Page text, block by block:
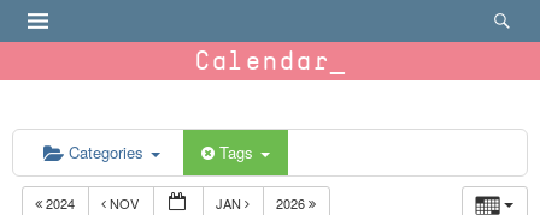
Calendar
Categories Tags
2024 NOV JAN 2026